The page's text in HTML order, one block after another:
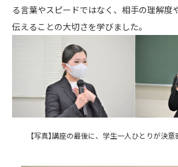
る言葉やスピードではなく、相手の理解度
伝えることの大切さを学びました。
【写真】講座の最後に、学生一人ひとりが決